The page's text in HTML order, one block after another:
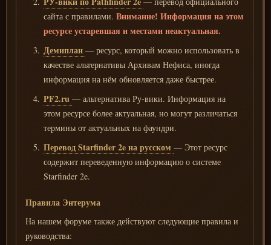
сайта с правилами. Внимание! Информация на этом
ресурсе устаревшая и местами неактуальная.
Демиплан — ресурс, который можно использовать в
качестве альтернативы Архивам Нефиса, иногда
информация на нём обновляется даже быстрее.
PF2.ru — альтернатива Ру-вики. Информация на
этом ресурсе более актуальная, но могут различаться
термины от актуальных на фаундри.
Перевод Starfinder 2e на русском — Этот ресурс
содержит переведенную информацию о системе
Starfinder 2e.
Правила Энтерума
На нашем форуме также действуют следующие правила и
руководства: